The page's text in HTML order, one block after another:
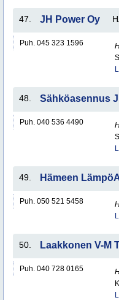
47. JH Power Oy
Puh. 045 323 1596
48. Sähköasennus
Puh. 040 536 4490
49. Hämeen
Puh. 050 521 5458
50. Laakkonen V-M
Puh. 040 728 0165